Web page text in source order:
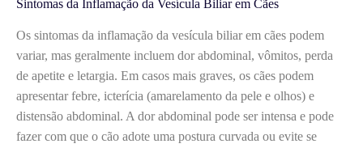
Sintomas da Inflamação da Vesícula Biliar em Cães
Os sintomas da inflamação da vesícula biliar em cães podem
variar, mas geralmente incluem dor abdominal, vômitos, perda
de apetite e letargia. Em casos mais graves, os cães podem
apresentar febre, icterícia (amarelamento da pele e olhos) e
distensão abdominal. A dor abdominal pode ser intensa e pode
fazer com que o cão adote uma postura curvada ou evite se